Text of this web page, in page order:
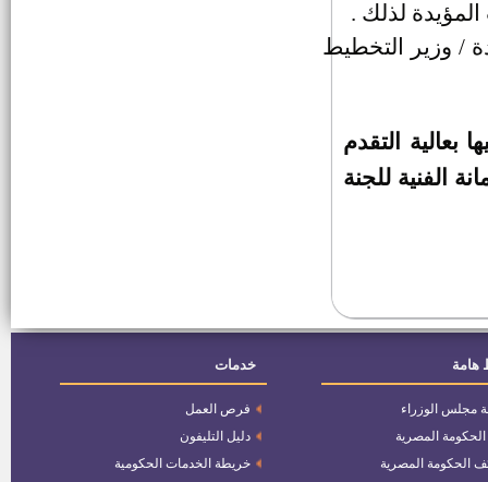
لذلك .
/ وزير التخطيط
التقدم
الفنية للجنة
وظيفة مدير ادارة بناء وتنمية القرية
بالديوان العام
وظيفة مدير ادارة التخطيط والتنمية
هامة
مجلس الوزراء
الحكومة المصرية
الحكومة المصرية
خدمات
فرص العمل
دليل التليفون
خريطة الخدمات الحكومية